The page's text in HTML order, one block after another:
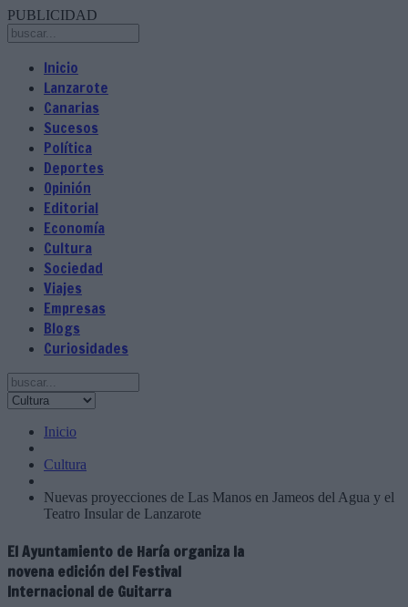
PUBLICIDAD
Inicio
Lanzarote
Canarias
Sucesos
Política
Deportes
Opinión
Editorial
Economía
Cultura
Sociedad
Viajes
Empresas
Blogs
Curiosidades
Inicio
Cultura
Nuevas proyecciones de Las Manos en Jameos del Agua y el
Teatro Insular de Lanzarote
El Ayuntamiento de Haría organiza la
novena edición del Festival
Internacional de Guitarra